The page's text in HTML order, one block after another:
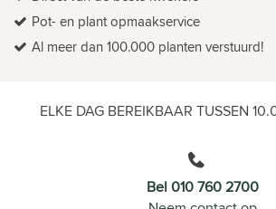
Pot- en plant opmaakservice
Al meer dan 100.000 planten verstuurd!
ELKE DAG BEREIKBAAR TUSSEN
Bel 010 760 2700